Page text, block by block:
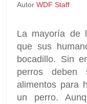
Autor WDF Staff
La mayoría de
que sus
bocadillo. Sin
perros deben
alimentos para
un perro.